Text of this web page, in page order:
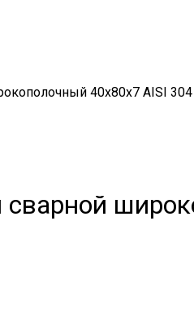
40х80х7 AISI 304